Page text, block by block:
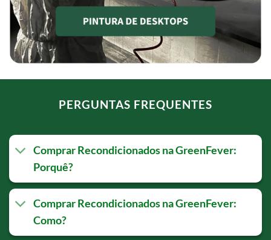
PERGUNTAS FREQUENTES
Comprar Recondicionados na GreenFever:
Porquê?
Comprar Recondicionados na GreenFever:
Como?